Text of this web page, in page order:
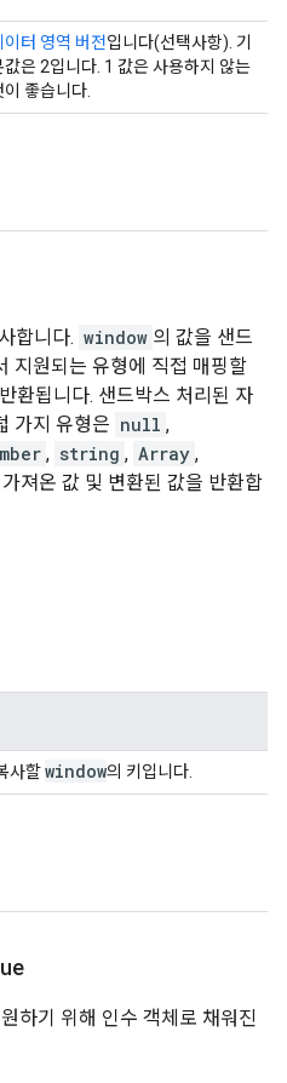
이터 영역 버전입니다(선택사항). 기
값은 2입니다. 1 값은 사용하지 않는
이 좋습니다.
합니다. window 의 값을 샌드
지원되는 유형에 직접 매핑할
환됩니다. 샌드박스 처리된 자
가지 유형은 null ,
, string , Array ,
져온 값 및 변환된 값을 반환합
사할window의 키입니다.
하기 위해 인수 객체로 채워진